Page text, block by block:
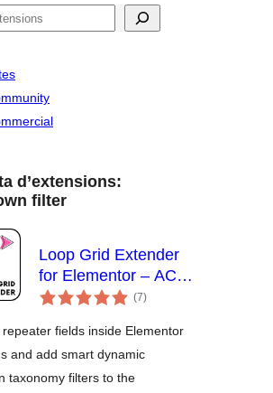
d’extensions:
filter
Loop Grid Extender
for Elementor – ACF
Repeater & Smart
(7puntuacions
totals
)
repeater fields inside Elementor
and add smart dynamic
taxonomy filters to the